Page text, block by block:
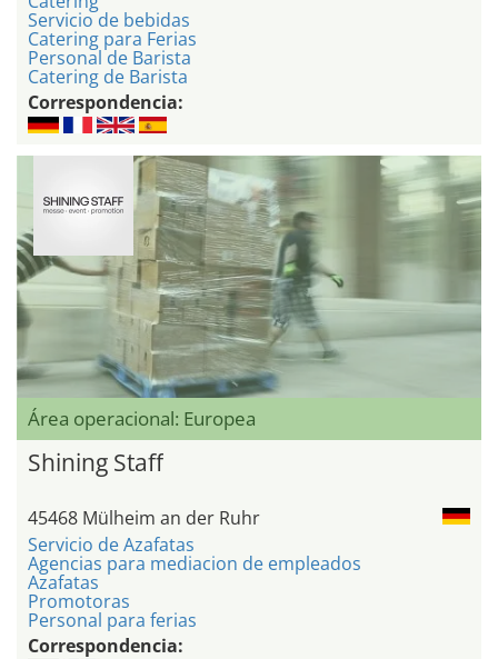
Servicio de bebidas
Catering para Ferias
Personal de Barista
Catering de Barista
Correspondencia:
Área operacional: Europea
Shining Staff
45468 Mülheim an der Ruhr
Servicio de Azafatas
Agencias para mediacion de empleados
Azafatas
Promotoras
Personal para ferias
Correspondencia: